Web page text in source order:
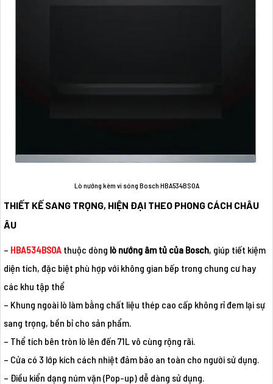
Lò nướng kèm vi sóng Bosch HBA534BS0A
THIẾT KẾ SANG TRỌNG, HIỆN ĐẠI THEO PHONG CÁCH CHÂU
ÂU
– HBA534BS0A thuộc dòng lò nướng âm tủ của Bosch, giúp tiết kiệm
diện tích, đặc biệt phù hợp với không gian bếp trong chung cư hay
các khu tập thể
– Khung ngoài lò làm bằng chất liệu thép cao cấp không rỉ đem lại sự
sang trọng, bền bỉ cho sản phẩm.
– Thể tích bên tròn lò lên đến 71L vô cùng rộng rãi.
– Cửa có 3 lớp kích cách nhiệt đảm bảo an toàn cho người sử dụng.
– Điều kiển dạng núm vặn (Pop-up) dễ dàng sử dụng.